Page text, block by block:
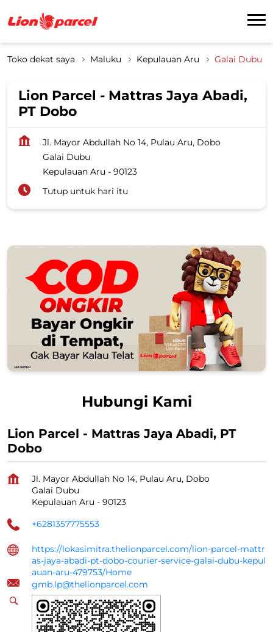
Toko dekat saya Maluku Kepulauan Aru Galai Dubu
Lion Parcel - Mattras Jaya Abadi,
PT Dobo
Jl. Mayor Abdullah No 14, Pulau Aru, Dobo
Galai Dubu
Kepulauan Aru - 90123
Tutup untuk hari itu
Hubungi Kami
Lion Parcel - Mattras Jaya Abadi, PT
Dobo
Jl. Mayor Abdullah No 14, Pulau Aru, Dobo
Galai Dubu
Kepulauan Aru - 90123
+6281357775553
https://lokasimitra.thelionparcel.com/lion-parcel-mattr
as-jaya-abadi-pt-dobo-courier-service-galai-dubu-kepul
auan-aru-479753/Home
gmb.lp@thelionparcel.com